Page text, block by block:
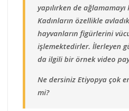
yapılırken de
Kadınların özellikle
hayvanların figürlerini
işlemektedirler. İlerleyen
da ilgili bir örnek video
Ne dersiniz Etiyopya çok
mi?